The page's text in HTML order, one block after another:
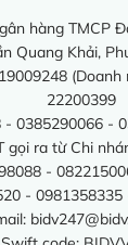
hàng TMCP
Quang Khải,
22200399
- 0385290066
ra từ Chi
-
-